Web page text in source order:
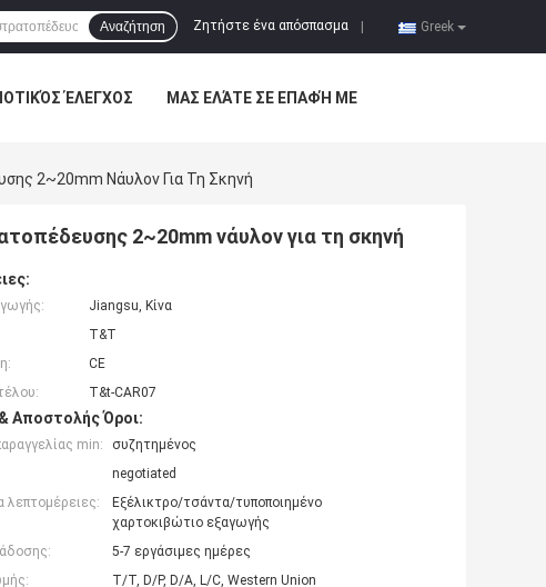
Greek
Ζητήστε ένα απόσπασμα
Αναζήτηση
ΈΛΕΓΧΟΣ ΜΑΣ ΕΛΆΤΕ ΣΕ ΕΠΑΦΉ ΜΕ
2~20mm Νάυλον Για Τη Σκηνή
2~20mm νάυλον για τη σκηνή
Jiangsu, Κίνα
T&T
CE
T&t-CAR07
Αποστολής Όροι:
min:
συζητημένος
negotiated
λεπτομέρειες:
Εξέλικτρο/τσάντα/τυποποιημένο
χαρτοκιβώτιο εξαγωγής
5-7 εργάσιμες ημέρες
T/T, D/P, D/A, L/C, Western Union